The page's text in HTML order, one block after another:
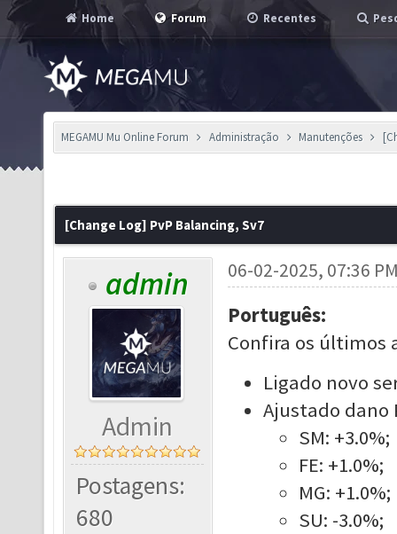
Home Forum Recentes
MEGAMU Mu Online Forum Administração Manutenções
[Change Log] PvP Balancing, Sv7
admin
Admin
Postagens:
680
06-02-2025, 07:36
Português:
Confira os últimos
Ligado novo
Ajustado dano
SM: +3.0%;
FE: +1.0%;
MG: +1.0%;
SU: -3.0%;